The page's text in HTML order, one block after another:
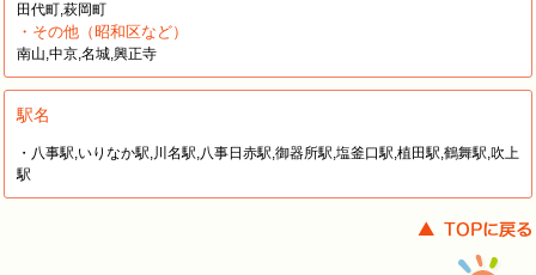
田代町,萩岡町
・その他（昭和区など）
南山,中京,名城,興正寺
駅名
・八事駅,いりなか駅,川名駅,八事日赤駅,御器所駅,塩釜口駅,植田駅,鶴舞駅,吹上
駅